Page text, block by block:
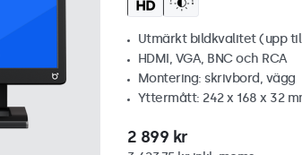
Utmärkt bildkvalitet (upp
HDMI, VGA, BNC och RCA
Montering: skrivbord, vägg
Yttermått: 242 x 168 x 32
2 899 kr